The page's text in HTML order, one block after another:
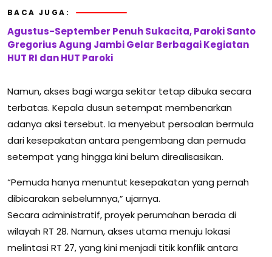
BACA JUGA:
Agustus-September Penuh Sukacita, Paroki Santo
Gregorius Agung Jambi Gelar Berbagai Kegiatan
HUT RI dan HUT Paroki
Namun, akses bagi warga sekitar tetap dibuka secara
terbatas. Kepala dusun setempat membenarkan
adanya aksi tersebut. Ia menyebut persoalan bermula
dari kesepakatan antara pengembang dan pemuda
setempat yang hingga kini belum direalisasikan.
“Pemuda hanya menuntut kesepakatan yang pernah
dibicarakan sebelumnya,” ujarnya.
Secara administratif, proyek perumahan berada di
wilayah RT 28. Namun, akses utama menuju lokasi
melintasi RT 27, yang kini menjadi titik konflik antara